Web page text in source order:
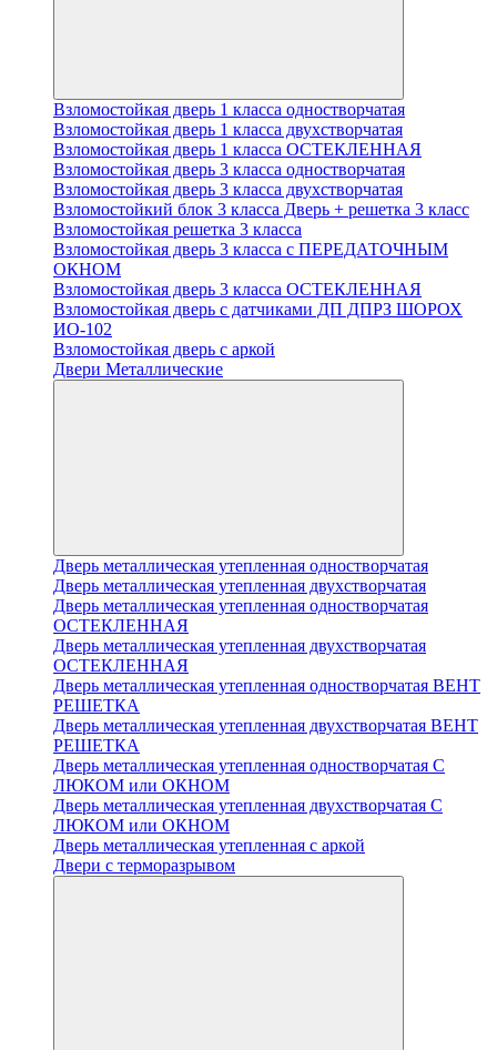
Взломостойкая дверь 1 класса одностворчатая
Взломостойкая дверь 1 класса двухстворчатая
Взломостойкая дверь 1 класса ОСТЕКЛЕННАЯ
Взломостойкая дверь 3 класса одностворчатая
Взломостойкая дверь 3 класса двухстворчатая
Взломостойкий блок 3 класса Дверь + решетка 3 класс
Взломостойкая решетка 3 класса
Взломостойкая дверь 3 класса с ПЕРЕДАТОЧНЫМ
ОКНОМ
Взломостойкая дверь 3 класса ОСТЕКЛЕННАЯ
Взломостойкая дверь с датчиками ДП ДПРЗ ШОРОХ
ИО-102
Взломостойкая дверь с аркой
Двери Металлические
Дверь металлическая утепленная одностворчатая
Дверь металлическая утепленная двухстворчатая
Дверь металлическая утепленная одностворчатая
ОСТЕКЛЕННАЯ
Дверь металлическая утепленная двухстворчатая
ОСТЕКЛЕННАЯ
Дверь металлическая утепленная одностворчатая ВЕНТ
РЕШЕТКА
Дверь металлическая утепленная двухстворчатая ВЕНТ
РЕШЕТКА
Дверь металлическая утепленная одностворчатая С
ЛЮКОМ или ОКНОМ
Дверь металлическая утепленная двухстворчатая С
ЛЮКОМ или ОКНОМ
Дверь металлическая утепленная с аркой
Двери с терморазрывом